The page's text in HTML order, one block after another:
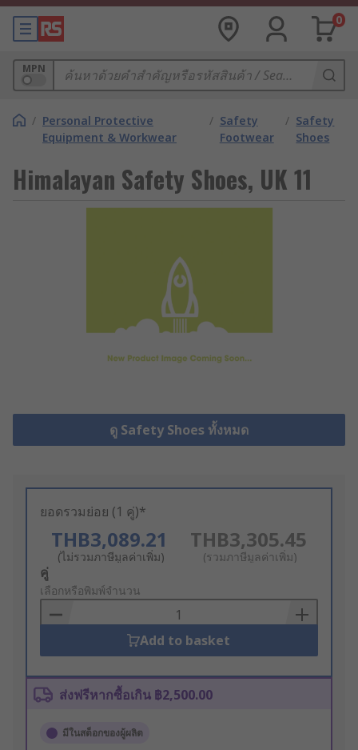
0
MPN
/ Personal Protective
Equipment & Workwear
/ Safety
Footwear
/ Safety
Shoes
Himalayan Safety Shoes, UK 11
ดู Safety Shoes ทั้งหมด
ยอดรวมย่อย (1 คู่)*
THB3,089.21
(ไม่รวมภาษีมูลค่าเพิ่ม)
THB3,305.45
(รวมภาษีมูลค่าเพิ่ม)
Add
to
Basket
คู่
เลือกหรือพิมพ์จำนวน
Add to basket
ส่งฟรีหากซื้อเกิน ฿2,500.00
มีในสต็อกของผู้ผลิต